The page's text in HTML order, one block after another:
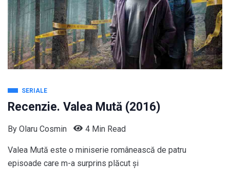
SERIALE
Recenzie. Valea Mută (2016)
By Olaru Cosmin 4 Min Read
Valea Mută este o miniserie românească de patru
episoade care m-a surprins plăcut și